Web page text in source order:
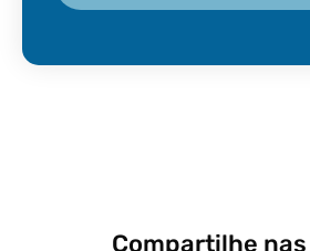
Compartilhe